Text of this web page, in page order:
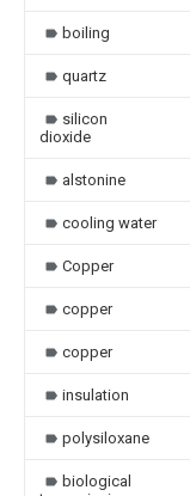
boiling
quartz
silicon
dioxide
alstonine
cooling water
Copper
copper
copper
insulation
polysiloxane
biological